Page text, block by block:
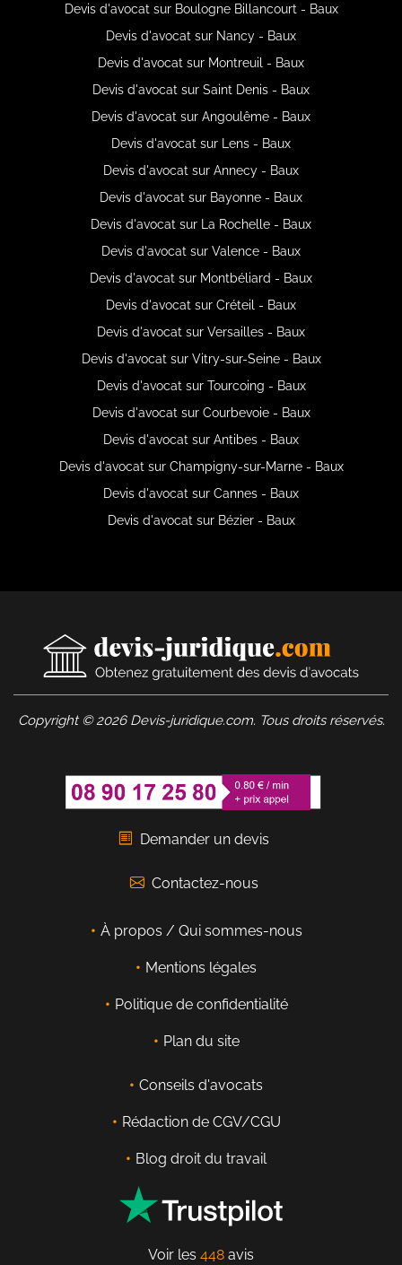
Devis d'avocat sur Boulogne Billancourt - Baux
Devis d'avocat sur Nancy - Baux
Devis d'avocat sur Montreuil - Baux
Devis d'avocat sur Saint Denis - Baux
Devis d'avocat sur Angoulême - Baux
Devis d'avocat sur Lens - Baux
Devis d'avocat sur Annecy - Baux
Devis d'avocat sur Bayonne - Baux
Devis d'avocat sur La Rochelle - Baux
Devis d'avocat sur Valence - Baux
Devis d'avocat sur Montbéliard - Baux
Devis d'avocat sur Créteil - Baux
Devis d'avocat sur Versailles - Baux
Devis d'avocat sur Vitry-sur-Seine - Baux
Devis d'avocat sur Tourcoing - Baux
Devis d'avocat sur Courbevoie - Baux
Devis d'avocat sur Antibes - Baux
Devis d'avocat sur Champigny-sur-Marne - Baux
Devis d'avocat sur Cannes - Baux
Devis d'avocat sur Bézier - Baux
Copyright © 2026 Devis-juridique.com. Tous droits réservés.
Demander un devis
Contactez-nous
À propos / Qui sommes-nous
Mentions légales
Politique de confidentialité
Plan du site
Conseils d'avocats
Rédaction de CGV/CGU
Blog droit du travail
Voir les 448 avis